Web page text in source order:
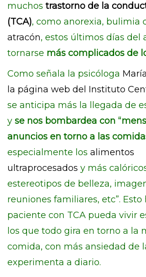
muchos trastorno de la
(TCA), como anorexia, bulimia
atracón, estos últimos días del
tornarse más complicados de
Como señala la psicóloga
la página web del Instituto
se anticipa más la llegada de
y se nos bombardea con
anuncios en torno a las
especialmente los alimentos
ultraprocesados y más
estereotipos de belleza,
reuniones familiares, etc”. Esto
paciente con TCA pueda vivir
los que todo gira en torno a la
comida, con más ansiedad de
experimenta a diario.